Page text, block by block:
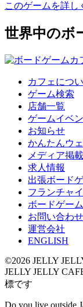
このゲームを詳し
世界中のボ
カフェにつ
ゲーム検索
店舗一覧
ゲームイベ
お知らせ
かんたんウ
メディア掲載
求人情報
出張ボード
フランチャ
ボードゲー
お問い合わせ
運営会社
ENGLISH
©2026 JELLY
JELLY JELLY
標です
Do you live outside